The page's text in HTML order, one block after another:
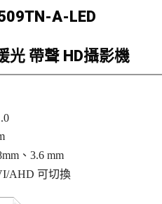
A-LED
光 帶聲 HD攝影機
、3.6 mm
AHD 可切換